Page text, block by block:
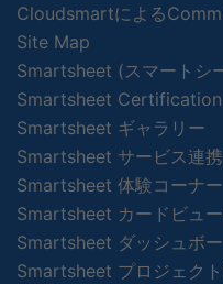
Cloudsmartによる
Site Map
Smartsheet (スマートシ
Smartsheet Certification
Smartsheet ギャラリー
Smartsheet サービス連携
Smartsheet 体験コーナー
Smartsheet カードビュ
Smartsheet ダッシュボ
Smartsheet プロジェク